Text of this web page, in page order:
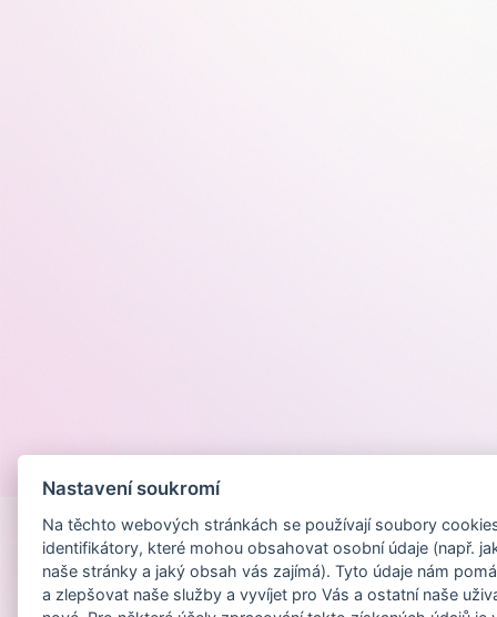
Nastavení soukromí
Na těchto webových stránkách se používají soubory
identifikátory, které mohou obsahovat osobní údaje (např.
naše stránky a jaký obsah vás zajímá). Tyto údaje nám
a zlepšovat naše služby a vyvíjet pro Vás a ostatní naše